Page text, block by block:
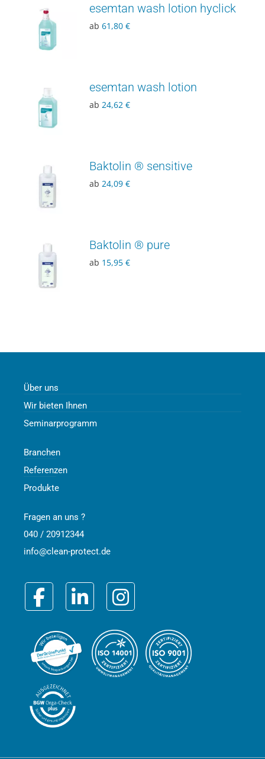
esemtan wash lotion hyclick
ab61,80€
esemtan wash lotion
ab 24,62€
Baktolin ® sensitive
ab 24,09€
Baktolin ® pure
ab 15,95€
Über uns
Wir bieten Ihnen
Seminarprogramm
Branchen
Referenzen
Produkte
Fragen an uns ?
040 / 20912344
info@clean-protect.de